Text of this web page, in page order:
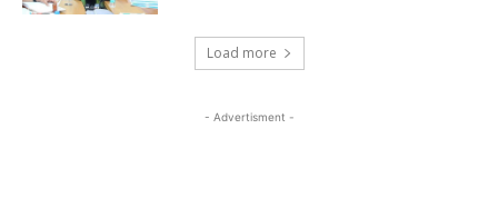
Load more
- Advertisment -